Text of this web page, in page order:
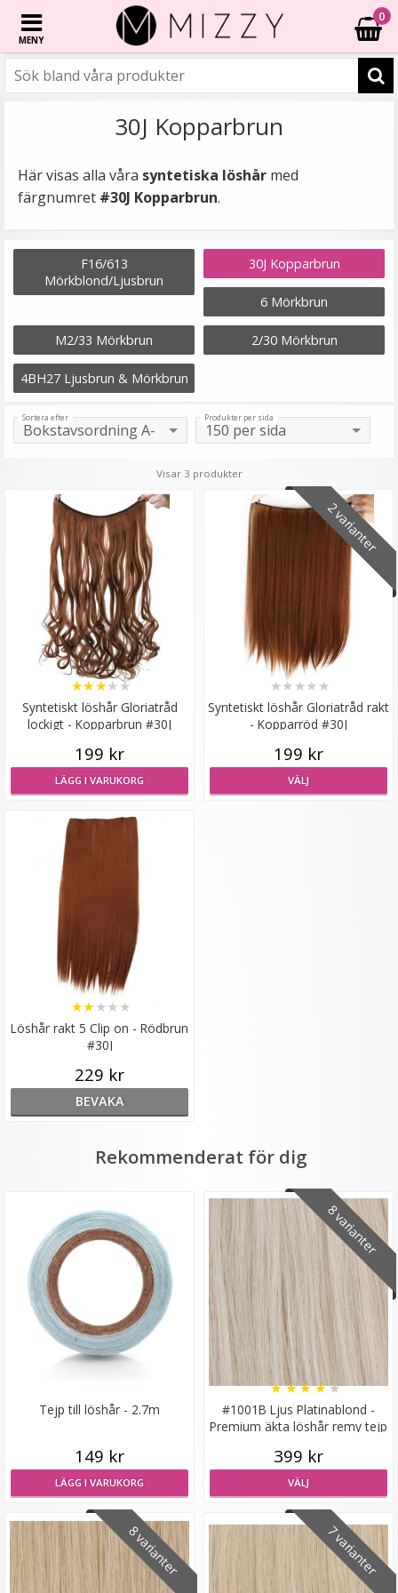
MENY
0
30J Kopparbrun
Här visas alla våra syntetiska löshår med
färgnumret #30J Kopparbrun.
F16/613
Mörkblond/Ljusbrun
30J Kopparbrun
6 Mörkbrun
M2/33 Mörkbrun 2/30 Mörkbrun
4BH27 Ljusbrun & Mörkbrun
Sortera efter Produkter per sida
Visar 3 produkter
Syntetiskt löshår Gloriatråd
lockigt - Kopparbrun #30J
★★★★★
199 kr
LÄGG I VARUKORG
2 varianter
Syntetiskt löshår Gloriatråd rakt
- Kopparröd #30J
★★ ★★ ★
199 kr
VÄLJ
Löshår rakt 5 Clip on - Rödbrun
#30J
★★ ★★ ★
229 kr
BEVAKA
Rekommenderat för dig
Tejp till löshår - 2.7m
149 kr
LÄGG I VARUKORG
8 varianter
#1001B Ljus Platinablond -
Premium äkta löshår remy tejp
★★★★★
399 kr
VÄLJ
8 varianter 7 varianter